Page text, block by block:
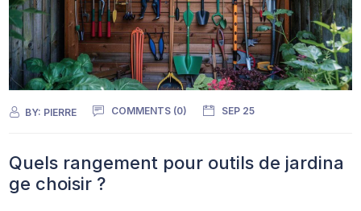
BY: PIERRE COMMENTS (0) SEP 25
Quels rangement pour outils de jardina
ge choisir ?